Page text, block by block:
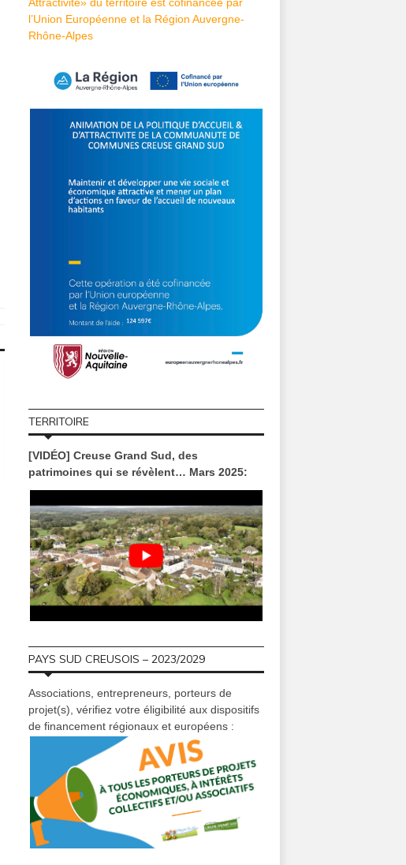
LES ACTIONS
février 08, 2023
[Médiathèque] TOUS AUX LIVRES !
Feel Good – mardi 28 février 2023
à 18h – Felletin
ACTUALITÉS
juin 23, 2026
[Piscine AQUASUD] Accès
exceptionnellement gratuit
Attractivité» du territoire est cofinancée par
l’Union Européenne et la Région Auvergne-
Rhône-Alpes
TERRITOIRE
[VIDÉO] Creuse Grand Sud, des
patrimoines qui se révèlent… Mars 2025:
PAYS SUD CREUSOIS – 2023/2029
Associations, entrepreneurs, porteurs de
projet(s), vérifiez votre éligibilité aux dispositifs
de financement régionaux et européens :